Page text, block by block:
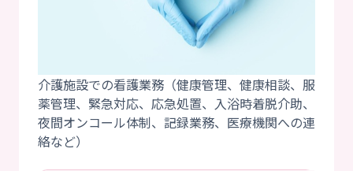
介護施設での看護業務（健康管理、健康相談、服
薬管理、緊急対応、応急処置、入浴時着脱介助、
夜間オンコール体制、記録業務、医療機関への連